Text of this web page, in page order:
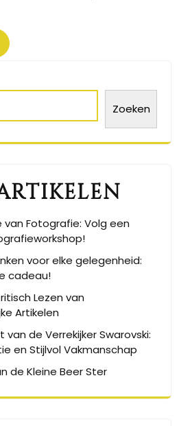
Zoeken
van Fotografie: Volg een
voor elke gelegenheid:
cadeau!
Lezen van
Artikelen
de Verrekijker Swarovski:
en Stijlvol Vakmanschap
de Kleine Beer Ster